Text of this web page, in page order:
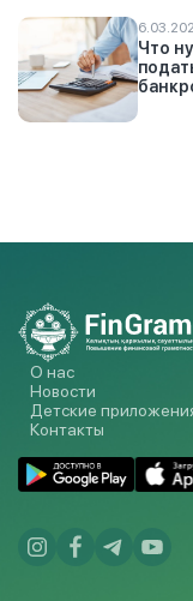
Что
О нас
Новости
Детские
Контакты